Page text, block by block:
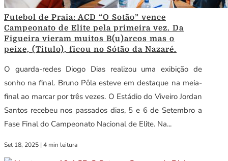
Futebol de Praia: ACD “O Sotão” vence
Campeonato de Elite pela primeira vez. Da
Figueira vieram muitos B(u)arcos mas o
peixe, (Titulo), ficou no Sótão da Nazaré.
O guarda-redes Diogo Dias realizou uma exibição de
sonho na final. Bruno Pôla esteve em destaque na meia-
final ao marcar por três vezes. O Estádio do Viveiro Jordan
Santos recebeu nos passados dias, 5 e 6 de Setembro a
Fase Final do Campeonato Nacional de Elite. Na...
Set 18, 2025 | 4 min leitura